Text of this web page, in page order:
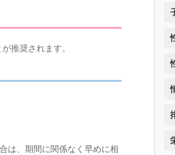
推奨されます。
は、期間に関係なく早めに相